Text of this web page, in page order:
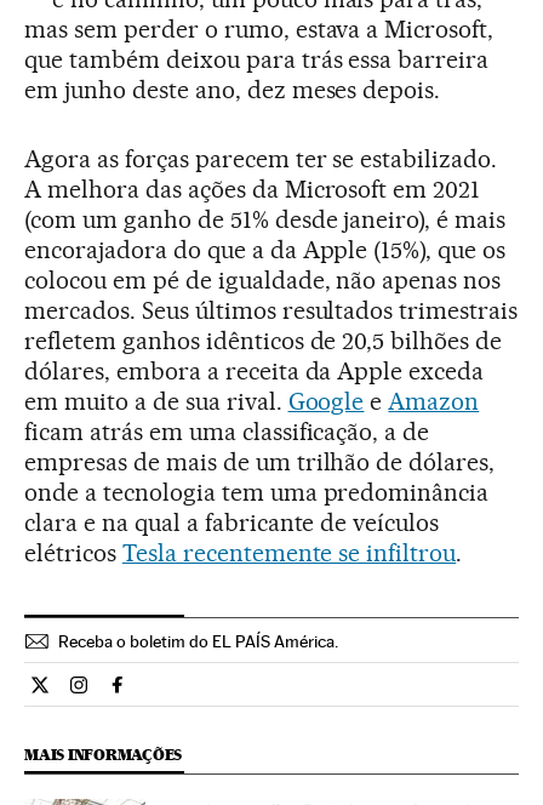
mas sem perder o rumo, estava a Microsoft,
que também deixou para trás essa barreira
em junho deste ano, dez meses depois.
Agora as forças parecem ter se estabilizado.
A melhora das ações da Microsoft em 2021
(com um ganho de 51% desde janeiro), é mais
encorajadora do que a da Apple (15%), que os
colocou em pé de igualdade, não apenas nos
mercados. Seus últimos resultados trimestrais
refletem ganhos idênticos de 20,5 bilhões de
dólares, embora a receita da Apple exceda
em muito a de sua rival. Google eAmazon
ficam atrás em uma classificação, a de
empresas de mais de um trilhão de dólares,
onde a tecnologia tem uma predominância
clara e na qual a fabricante de veículos
elétricos Tesla recentemente se infiltrou.
Receba o boletim do EL PAÍS América.
Economia El País Brasil en Twitter
Economia El País Brasil en Instagram
Economia El País Brasil en Facebook
MAIS INFORMAÇÕES